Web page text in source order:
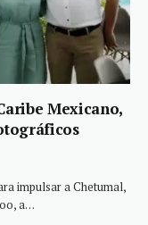
Mexicano,
impulsar a Chetumal,
a…